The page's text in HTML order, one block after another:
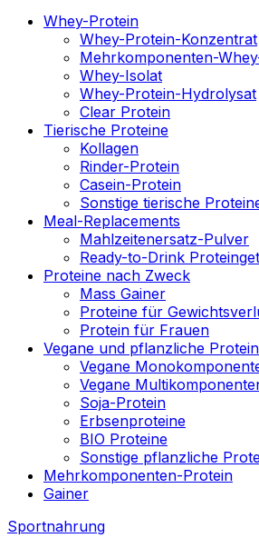
Whey-Protein
Whey-Protein-Konzentrat
Mehrkomponenten-
Whey-Isolat
Whey-Protein-Hydrolysat
Clear Protein
Tierische Proteine
Kollagen
Rinder-Protein
Casein-Protein
Sonstige tierische
Meal-Replacements
Mahlzeitenersatz-Pulver
Ready-to-Drink
Proteine nach Zweck
Mass Gainer
Proteine für
Protein für Frauen
Vegane und pflanzliche
Vegane
Vegane
Soja-Protein
Erbsenproteine
BIO Proteine
Sonstige pflanzliche
Mehrkomponenten-Protein
Gainer
Sportnahrung